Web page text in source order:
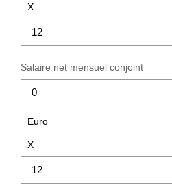
X
Salaire net mensuel conjoint
Euro
X